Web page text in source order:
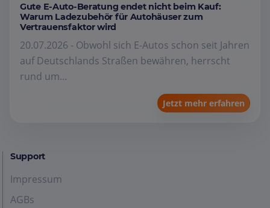
Gute E-Auto-Beratung endet nicht beim Kauf:
Warum Ladezubehör für Autohäuser zum
Vertrauensfaktor wird
20.07.2026 - Obwohl sich E-Autos schon seit Jahren
auf Deutschlands Straßen bewähren, herrscht
rund um...
Jetzt mehr erfahren
Support
Impressum
AGBs